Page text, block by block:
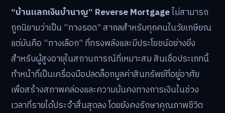
“บ้านแลกเงินบำนาญ” Reverse Mortgageไม่สามารถ
ถูกนิยามว่าเป็น “ทางรอด” สากลสำหรับทุกคนในวัยเกษียณ
แต่มันคือ “ทางเลือก” ที่ทรงพลังและมีประโยชน์อย่างยิ่ง
สำหรับผู้สูงอายุในสถานการณ์ที่เหมาะสม สินเชื่อประเภทนี้
ทำหน้าที่เป็นเครื่องมือปลดล็อกมูลค่าสินทรัพย์ที่อยู่อาศัย
เพื่อสร้างสภาพคล่องและความมั่นคงทางการเงินในช่วง
เวลาที่รายได้ประจำสิ้นสุดลง โดยยังคงรักษาคุณภาพชีวิต